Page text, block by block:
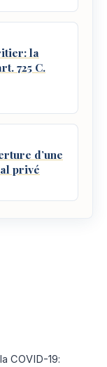
la
725 C.
d’une
privé
COVID-19: